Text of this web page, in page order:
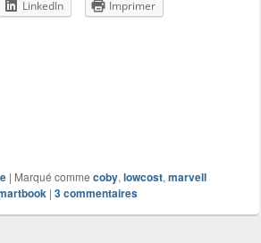
LinkedIn Imprimer
| Marqué comme coby, lowcost, marvell
| 3commentaires